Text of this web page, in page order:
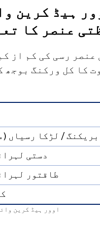
کلاس بی کے
عنصر کا
عنصر رسی کی کم از
کا کل ورکنگ بوجھ
/ لڑکا رسیاں
دستی
طاقتور
اوور ہیڈ کرین